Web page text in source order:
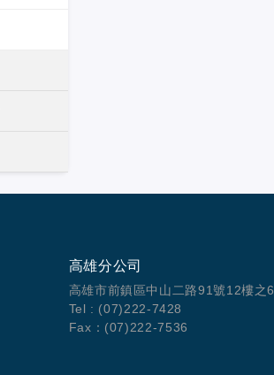
高雄分公司
高雄市前鎮區中山二路91號12樓之6
Tel : (07)222-7428
Fax：(07)222-7536